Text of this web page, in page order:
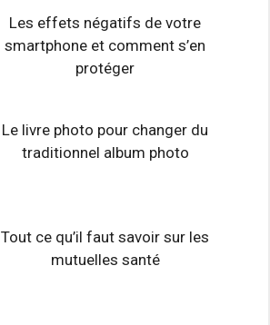
Les effets négatifs de votre
smartphone et comment s’en
protéger
Le livre photo pour changer du
traditionnel album photo
Tout ce qu’il faut savoir sur les
mutuelles santé